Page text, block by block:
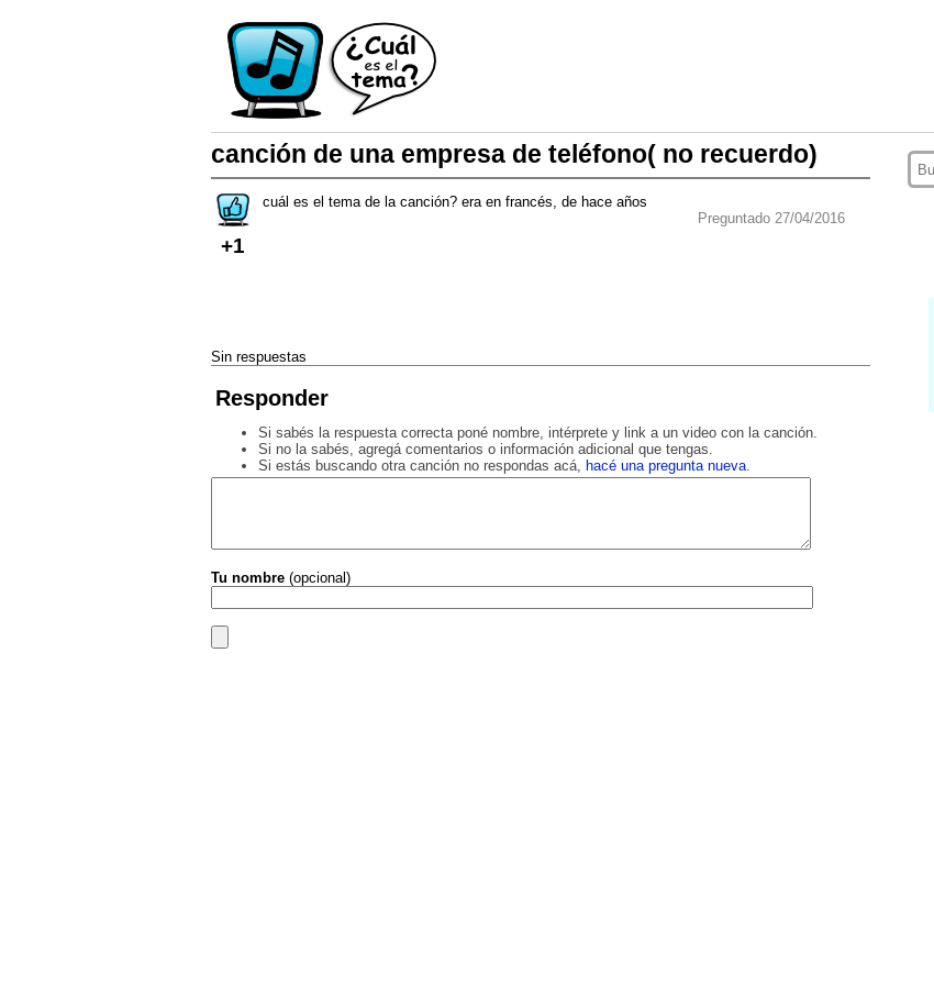
canción de una empresa de teléfono( no recuerdo)
+1
cuál es el tema de la canción? era en francés, de hace años
Preguntado 27/04/2016
Sin respuestas
Responder
Si sabés la respuesta correcta poné nombre, intérprete y link a un video con la canción.
Si no la sabés, agregá comentarios o información adicional que tengas.
Si estás buscando otra canción no respondas acá, hacé una pregunta nueva.
Tu nombre (opcional)